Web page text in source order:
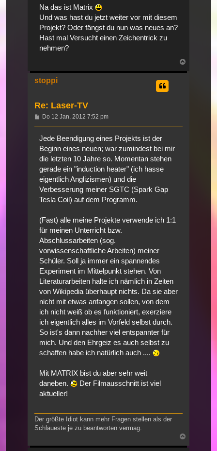
Na das ist Matrix
Und was hast du jetzt weiter vor mit diesem
Projekt? Oder fängst du nun was neues an?
Hast mal Versucht einen Zeichentrick zu
nehmen?
stoppi
Re: Laser-TV
Beitrag
Do 12 Jan, 2012 7:52 pm
Jede Beendigung eines Projekts ist der
Beginn eines neuen; war zumindest bei mir
die letzten 10 Jahre so. Momentan stehen
gerade ein "induction heater" (ich hasse
eigentlich Anglizismen) und die
Verbesserung meiner SGTC (Spark Gap
Tesla Coil) auf dem Programm.
(Fast) alle meine Projekte verwende ich 1:1
für meinen Unterricht bzw.
Abschlussarbeiten (sog.
vorwissenschaftliche Arbeiten) meiner
Schüler. Soll ja immer ein spannendes
Experiment im Mittelpunkt stehen. Von
Literaturarbeiten halte ich nämlich in Zeiten
von Wikipedia überhaupt nichts. Da sie aber
nicht mit etwas anfangen sollen, von dem
ich nicht weiß ob es funktioniert, exerziere
ich eigentlich alles im Vorfeld selbst durch.
So ist's dann nachher viel entspannter für
mich. Und den Ehrgeiz es auch selbst zu
schaffen habe ich natürlich auch ....
Mit MATRIX bist du aber sehr weit
daneben.
Der Filmausschnitt ist viel
aktueller!
Der größte Idiot kann mehr Fragen stellen als der
Schlaueste je zu beantworten vermag.
oben